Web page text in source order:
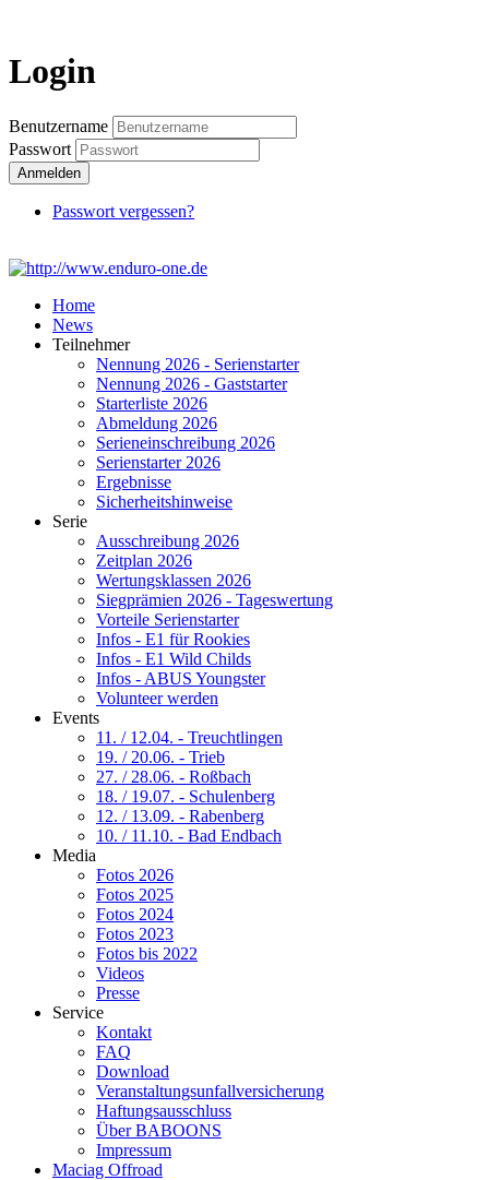
Login
Benutzername
Passwort
Anmelden
Passwort vergessen?
Home
News
Teilnehmer
Nennung 2026 - Serienstarter
Nennung 2026 - Gaststarter
Starterliste 2026
Abmeldung 2026
Serieneinschreibung 2026
Serienstarter 2026
Ergebnisse
Sicherheitshinweise
Serie
Ausschreibung 2026
Zeitplan 2026
Wertungsklassen 2026
Siegprämien 2026 - Tageswertung
Vorteile Serienstarter
Infos - E1 für Rookies
Infos - E1 Wild Childs
Infos - ABUS Youngster
Volunteer werden
Events
11. / 12.04. - Treuchtlingen
19. / 20.06. - Trieb
27. / 28.06. - Roßbach
18. / 19.07. - Schulenberg
12. / 13.09. - Rabenberg
10. / 11.10. - Bad Endbach
Media
Fotos 2026
Fotos 2025
Fotos 2024
Fotos 2023
Fotos bis 2022
Videos
Presse
Service
Kontakt
FAQ
Download
Veranstaltungsunfallversicherung
Haftungsausschluss
Über BABOONS
Impressum
Maciag Offroad